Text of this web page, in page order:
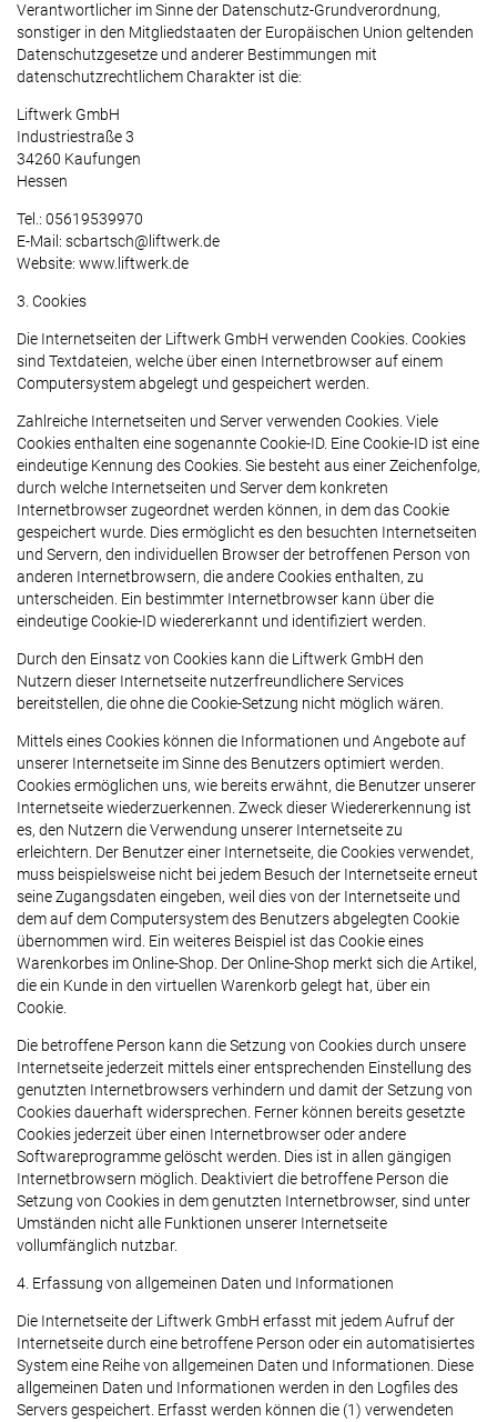
Verantwortlicher im Sinne der Datenschutz-Grundverordnung,
sonstiger in den Mitgliedstaaten der Europäischen Union geltenden
Datenschutzgesetze und anderer Bestimmungen mit
datenschutzrechtlichem Charakter ist die:
Liftwerk GmbH
Industriestraße 3
34260 Kaufungen
Hessen
Tel.: 05619539970
E-Mail: scbartsch@liftwerk.de
Website: www.liftwerk.de
3. Cookies
Die Internetseiten der Liftwerk GmbH verwenden Cookies. Cookies
sind Textdateien, welche über einen Internetbrowser auf einem
Computersystem abgelegt und gespeichert werden.
Zahlreiche Internetseiten und Server verwenden Cookies. Viele
Cookies enthalten eine sogenannte Cookie-ID. Eine Cookie-ID ist eine
eindeutige Kennung des Cookies. Sie besteht aus einer Zeichenfolge,
durch welche Internetseiten und Server dem konkreten
Internetbrowser zugeordnet werden können, in dem das Cookie
gespeichert wurde. Dies ermöglicht es den besuchten Internetseiten
und Servern, den individuellen Browser der betroffenen Person von
anderen Internetbrowsern, die andere Cookies enthalten, zu
unterscheiden. Ein bestimmter Internetbrowser kann über die
eindeutige Cookie-ID wiedererkannt und identifiziert werden.
Durch den Einsatz von Cookies kann die Liftwerk GmbH den
Nutzern dieser Internetseite nutzerfreundlichere Services
bereitstellen, die ohne die Cookie-Setzung nicht möglich wären.
Mittels eines Cookies können die Informationen und Angebote auf
unserer Internetseite im Sinne des Benutzers optimiert werden.
Cookies ermöglichen uns, wie bereits erwähnt, die Benutzer unserer
Internetseite wiederzuerkennen. Zweck dieser Wiedererkennung ist
es, den Nutzern die Verwendung unserer Internetseite zu
erleichtern. Der Benutzer einer Internetseite, die Cookies verwendet,
muss beispielsweise nicht bei jedem Besuch der Internetseite erneut
seine Zugangsdaten eingeben, weil dies von der Internetseite und
dem auf dem Computersystem des Benutzers abgelegten Cookie
übernommen wird. Ein weiteres Beispiel ist das Cookie eines
Warenkorbes im Online-Shop. Der Online-Shop merkt sich die Artikel,
die ein Kunde in den virtuellen Warenkorb gelegt hat, über ein
Cookie.
Die betroffene Person kann die Setzung von Cookies durch unsere
Internetseite jederzeit mittels einer entsprechenden Einstellung des
genutzten Internetbrowsers verhindern und damit der Setzung von
Cookies dauerhaft widersprechen. Ferner können bereits gesetzte
Cookies jederzeit über einen Internetbrowser oder andere
Softwareprogramme gelöscht werden. Dies ist in allen gängigen
Internetbrowsern möglich. Deaktiviert die betroffene Person die
Setzung von Cookies in dem genutzten Internetbrowser, sind unter
Umständen nicht alle Funktionen unserer Internetseite
vollumfänglich nutzbar.
4. Erfassung von allgemeinen Daten und Informationen
Die Internetseite der Liftwerk GmbH erfasst mit jedem Aufruf der
Internetseite durch eine betroffene Person oder ein automatisiertes
System eine Reihe von allgemeinen Daten und Informationen. Diese
allgemeinen Daten und Informationen werden in den Logfiles des
Servers gespeichert. Erfasst werden können die (1) verwendeten